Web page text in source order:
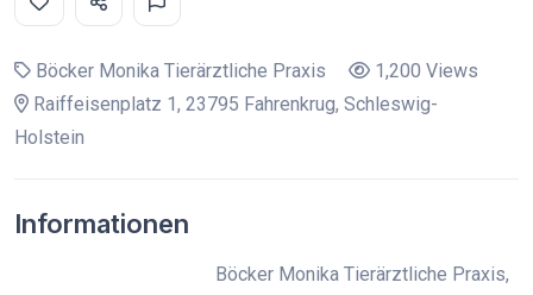
Böcker Monika Tierärztliche Praxis
1,200 Views
Raiffeisenplatz 1, 23795 Fahrenkrug, Schleswig-
Holstein
Informationen
Böcker Monika Tierärztliche Praxis,